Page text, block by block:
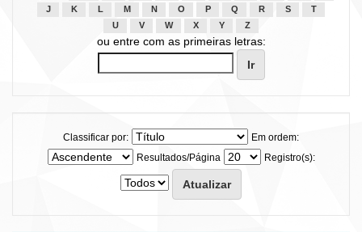
J
K L M N O P Q R S
T
U
V W X Y Z
ou entre com as primeiras letras:
Classificar por:
Em ordem:
Resultados/Página
Registro(s):